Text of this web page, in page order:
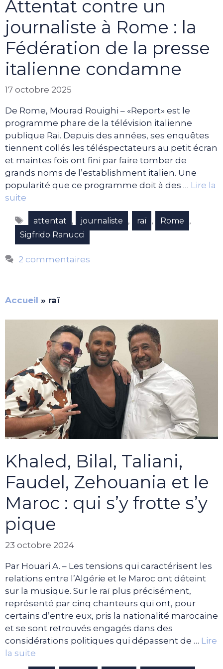
Attentat contre un
journaliste à Rome : la
Fédération de la presse
italienne condamne
17 octobre 2025
De Rome, Mourad Rouighi – «Report» est le
programme phare de la télévision italienne
publique Rai. Depuis des années, ses enquêtes
tiennent collés les téléspectateurs au petit écran
et maintes fois ont fini par faire tomber de
grands noms de l’establishment italien. Une
popularité que ce programme doit à des … Lire la
suite
Étiquettes
attentat , journaliste , raï , Rome ,
Sigfrido Ranucci
2 commentaires
Accueil » raï
Khaled, Bilal, Taliani,
Faudel, Zehouania et le
Maroc : qui s’y frotte s’y
pique
23 octobre 2024
Par Houari A. – Les tensions qui caractérisent les
relations entre l’Algérie et le Maroc ont déteint
sur la musique. Sur le raï plus précisément,
représenté par cinq chanteurs qui ont, pour
certains d’entre eux, pris la nationalité marocaine
et se sont retrouvés engagés dans des
considérations politiques qui dépassent de … Lire
la suite